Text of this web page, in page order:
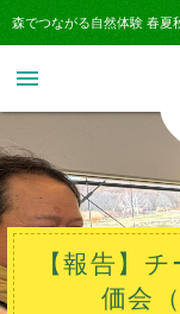
森でつながる自然体験 春夏
menu
【報告】
価会